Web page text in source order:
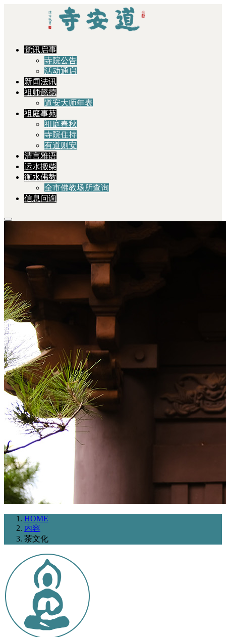
觉讯启事
寺院公告
活动通启
新闻法讯
祖师懿德
道安大师年表
祖庭事苑
祖庭春秋
寺院住持
有道则安
清言雅语
运水搬柴
衡水佛教
全市佛教场所查询
信息问询
HOME
内容
茶文化